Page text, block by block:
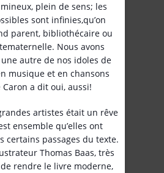
plein de sens; les
sont infinies,qu’on
parent, bibliothécaire ou
Nous avons
autre de nos idoles de
musique et en chansons
Caron a dit oui, aussi!
artistes était un rêve
ensemble qu’elles ont
certains passages du texte.
Thomas Baas, très
rendre le livre moderne,